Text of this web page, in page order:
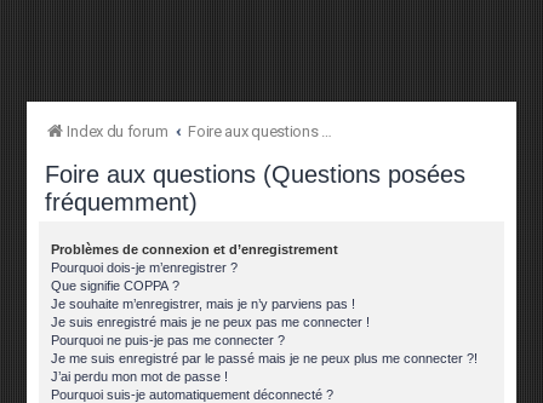
Index du forum Foire aux questions (Questions posées fréquemment)
Foire aux questions (Questions posées
fréquemment)
Problèmes de connexion et d’enregistrement
Pourquoi dois-je m’enregistrer ?
Que signifie COPPA ?
Je souhaite m’enregistrer, mais je n’y parviens pas !
Je suis enregistré mais je ne peux pas me connecter !
Pourquoi ne puis-je pas me connecter ?
Je me suis enregistré par le passé mais je ne peux plus me connecter ?!
J’ai perdu mon mot de passe !
Pourquoi suis-je automatiquement déconnecté ?